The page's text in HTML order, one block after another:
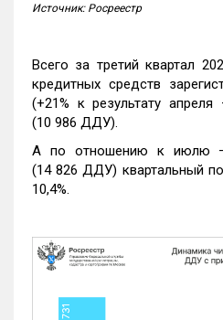
Источник: Росреестр
Всего за третий квартал
кредитных средств
(+21% к результату
(10 986 ДДУ).
А по отношению к июлю
(14 826 ДДУ) квартальный
10,4%.